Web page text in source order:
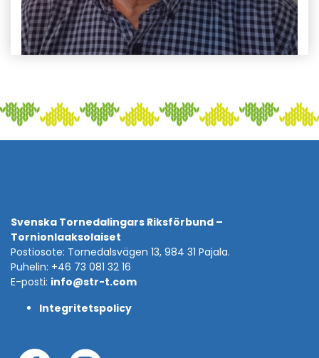
Svenska Tornedalingars Riksförbund –
Tornionlaaksolaiset
Postiosote: Tornedalsvägen 13, 984 31 Pajala.
Puhelin: +46 73 081 32 16
E-posti: info@str-t.com
Integritetspolicy